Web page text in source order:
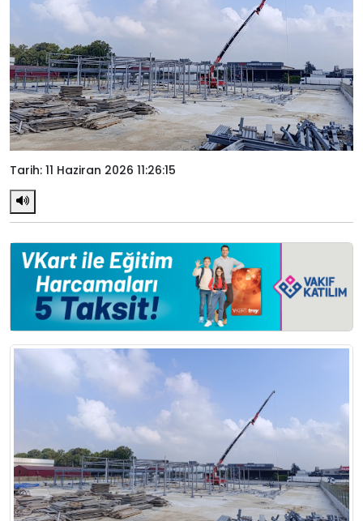
Tarih: 11 Haziran 2026 11:26:15